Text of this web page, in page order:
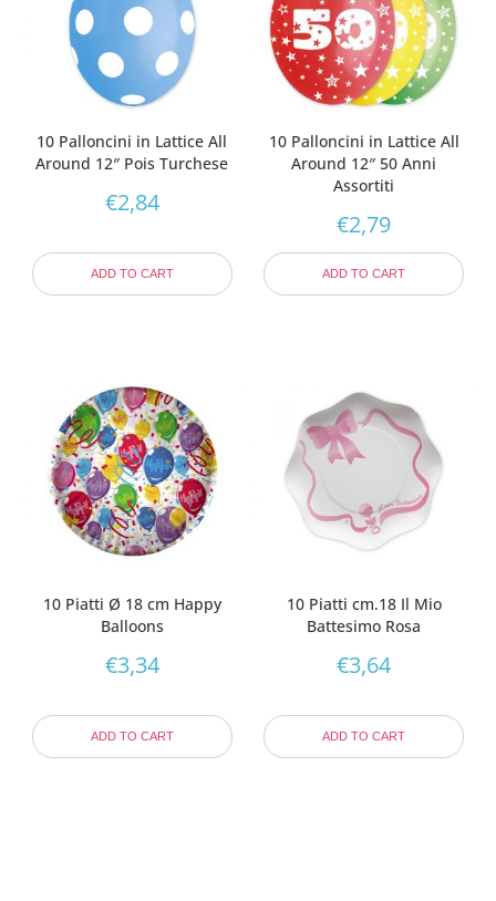
10 Palloncini in Lattice All
Around 12″ Pois Turchese
€2,84
ADD TO CART
10 Palloncini in Lattice All
Around 12″ 50 Anni
Assortiti
€2,79
ADD TO CART
10 Piatti Ø 18 cm Happy
Balloons
€3,34
ADD TO CART
10 Piatti cm.18 Il Mio
Battesimo Rosa
€3,64
ADD TO CART